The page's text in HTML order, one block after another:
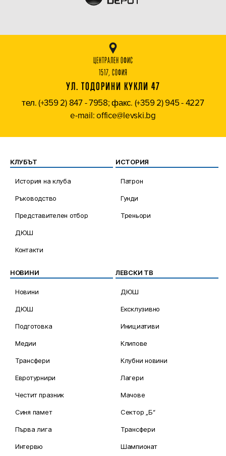
ЦЕНТРАЛЕН ОФИС
1517, СОФИЯ
УЛ. ТОДОРИНИ КУКЛИ 47
тел. (+359 2) 847 - 7958; факс. (+359 2) 945 - 4227
e-mail: office@levski.bg
КЛУБЪТ
История на клуба
Ръководство
Представителен отбор
ДЮШ
Контакти
ИСТОРИЯ
Патрон
Гунди
Треньори
НОВИНИ
Новини
ДЮШ
Подготовка
Медии
Трансфери
Евротурнири
Честит празник
Синя памет
Първа лига
Интервю
ЛЕВСКИ ТВ
ДЮШ
Ексклузивно
Инициативи
Клипове
Клубни новини
Лагери
Мачове
Сектор „Б“
Трансфери
Шампионат